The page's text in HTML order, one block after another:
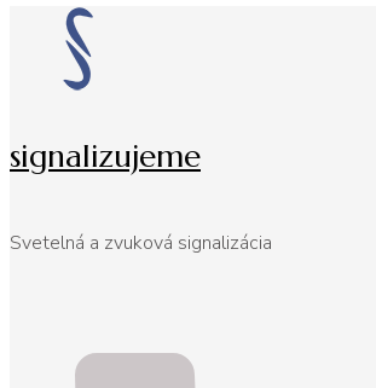
signalizujeme
Svetelná a zvuková signalizácia